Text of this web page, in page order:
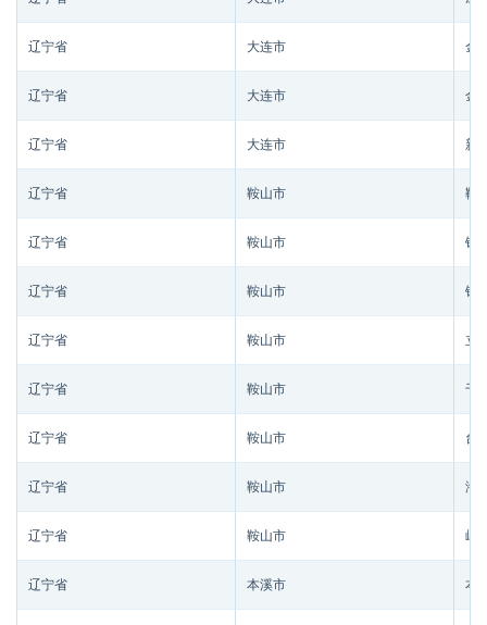
辽宁省 大连市 金
辽宁省 大连市 金
辽宁省 大连市 新
辽宁省 鞍山市 鞍
辽宁省 鞍山市 铁
辽宁省 鞍山市 铁
辽宁省 鞍山市 立
辽宁省 鞍山市 千
辽宁省 鞍山市 台
辽宁省 鞍山市 海
辽宁省 鞍山市 岫
辽宁省 本溪市 本